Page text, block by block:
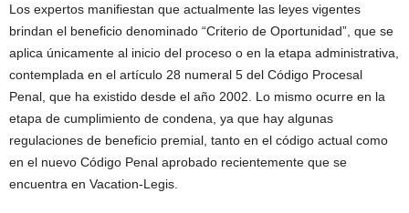
Los expertos manifiestan que actualmente las leyes vigentes
brindan el beneficio denominado “Criterio de Oportunidad”, que se
aplica únicamente al inicio del proceso o en la etapa administrativa,
contemplada en el artículo 28 numeral 5 del Código Procesal
Penal, que ha existido desde el año 2002. Lo mismo ocurre en la
etapa de cumplimiento de condena, ya que hay algunas
regulaciones de beneficio premial, tanto en el código actual como
en el nuevo Código Penal aprobado recientemente que se
encuentra en Vacation-Legis.